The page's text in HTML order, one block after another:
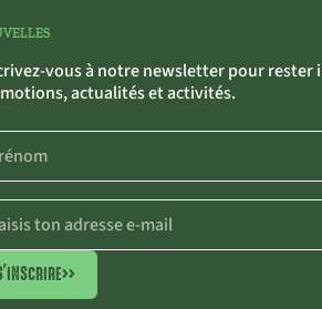
vous à notre newsletter pour rester
actualités et activités.
>>